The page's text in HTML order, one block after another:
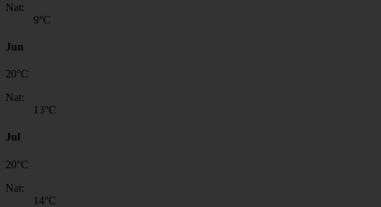
Nat:
9°C
Jun
20°C
Nat:
13°C
Jul
20°C
Nat:
14°C